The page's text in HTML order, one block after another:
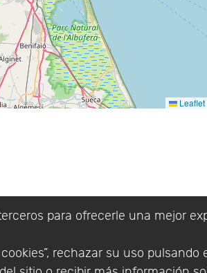
para ofrecerle una mejor
rechazar su uso
Leaflet